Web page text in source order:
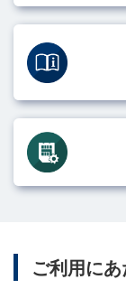
ご利用に